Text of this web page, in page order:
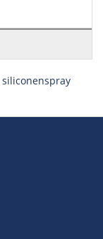
siliconenspray